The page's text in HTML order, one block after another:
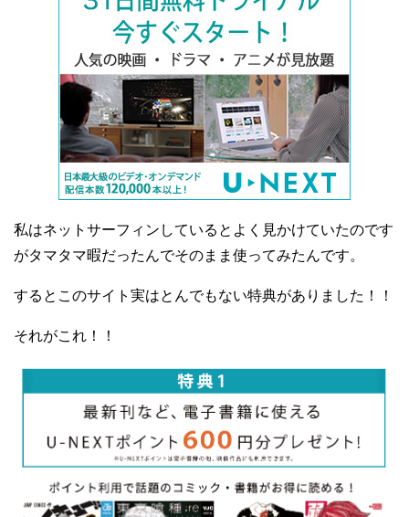
私はネットサーフィンしているとよく見かけていたのです
がタマタマ暇だったんでそのまま使ってみたんです。
するとこのサイト実はとんでもない特典がありました！！
それがこれ！！